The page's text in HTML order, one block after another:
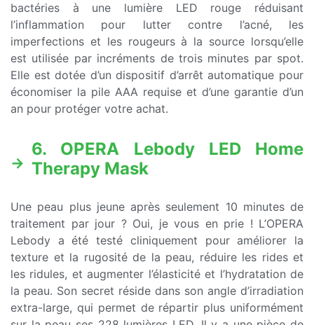
bactéries à une lumière LED rouge réduisant
l’inflammation pour lutter contre l’acné, les
imperfections et les rougeurs à la source lorsqu’elle
est utilisée par incréments de trois minutes par spot.
Elle est dotée d’un dispositif d’arrêt automatique pour
économiser la pile AAA requise et d’une garantie d’un
an pour protéger votre achat.
6. OPERA Lebody LED Home
Therapy Mask
Une peau plus jeune après seulement 10 minutes de
traitement par jour ? Oui, je vous en prie ! L’OPERA
Lebody a été testé cliniquement pour améliorer la
texture et la rugosité de la peau, réduire les rides et
les ridules, et augmenter l’élasticité et l’hydratation de
la peau. Son secret réside dans son angle d’irradiation
extra-large, qui permet de répartir plus uniformément